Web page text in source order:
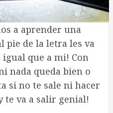
a aprender una
pie de la letra les va
que a mi! Con
nada queda bien o
si no te sale ni hacer
te va a salir genial!